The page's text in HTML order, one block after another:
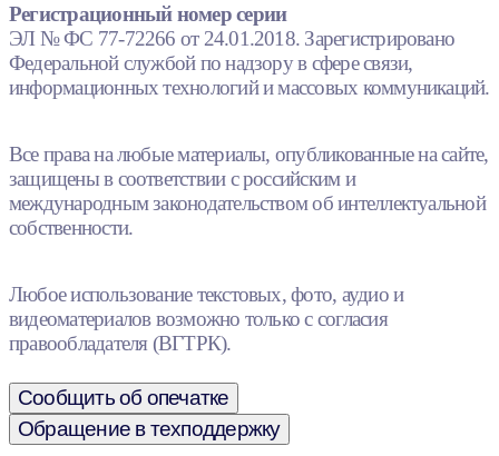
Регистрационный номер серии
ЭЛ № ФС 77-72266 от 24.01.2018. Зарегистрировано
Федеральной службой по надзору в сфере связи,
информационных технологий и массовых коммуникаций.
Все права на любые материалы, опубликованные на сайте,
защищены в соответствии с российским и
международным законодательством об интеллектуальной
собственности.
Любое использование текстовых, фото, аудио и
видеоматериалов возможно только с согласия
правообладателя (ВГТРК).
Сообщить об опечатке
Обращение в техподдержку